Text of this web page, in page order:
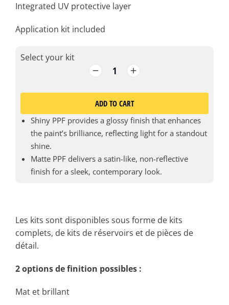
Integrated UV protective layer
Application kit included
Select your kit
ADD TO CART
Shiny PPF provides a glossy finish that enhances
the paint’s brilliance, reflecting light for a standout
shine.
Matte PPF delivers a satin-like, non-reflective
finish for a sleek, contemporary look.
Les kits sont disponibles sous forme de kits
complets, de kits de réservoirs et de pièces de
détail.
2 options de finition possibles :
Mat et brillant